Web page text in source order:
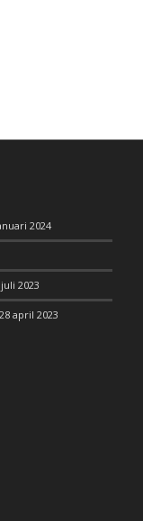
2024
2023
28 april 2023